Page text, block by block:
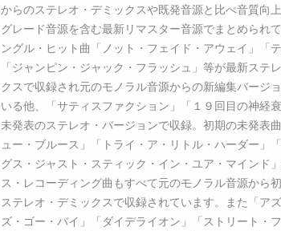
からのステレオ・デミックスや既発音源と比べ音質向
グレード音源を含む最新リマスター音源でまとめられ
ングル・ヒット曲「ノット・フェイド・アウェイ」「テ
「ジャンピン・ジャック・フラッシュ」等が最新ステ
クスで収録され元のモノラル音源からの新編集バージ
いる他、「サティスファクション」「１９回目の神経
未発表のステレオ・バージョンで収録。初期の未発表
ュー・ブルース」「トライ・ア・リトル・ハーダー」
グス・ジャスト・スティック・イン・ユア・マインド
ス・レコーディング曲もすべて元のモノラル音源から
ステレオ・デミックスで収録されています。また「ア
ズ・ゴー・バイ」「ダイデライオン」「ストリート・